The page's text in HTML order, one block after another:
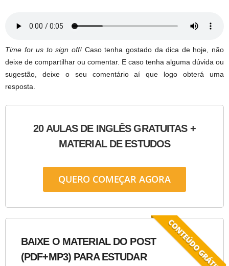
Time for us to sign off! Caso tenha gostado da dica de hoje, não
deixe de compartilhar ou comentar. E caso tenha alguma dúvida ou
sugestão, deixe o seu comentário aí que logo obterá uma
resposta.
20 AULAS DE INGLÊS GRATUITAS +
MATERIAL DE ESTUDOS
QUERO COMEÇAR AGORA
BAIXE O MATERIAL DO POST
(PDF+MP3) PARA ESTUDAR